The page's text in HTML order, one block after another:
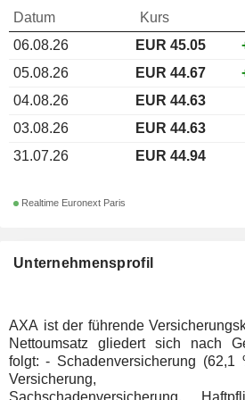
Unternehmensprofil
AXA ist der führende
Nettoumsatz gliedert sich nach
folgt: - Schadenversicherung (62,1 %): hauptsächlich Kfz-
Versicherung,
Sachschadenversicherung,
Datum Kurs
06.08.26
EUR 45.05
05.08.26
EUR 44.67
04.08.26
EUR 44.63
03.08.26
EUR 44.63
31.07.26
EUR 44.94
Realtime Euronext Paris